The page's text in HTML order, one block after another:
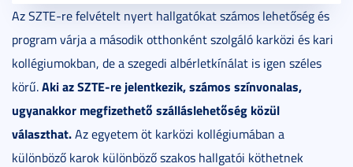
Az SZTE-re felvételt nyert hallgatókat számos lehetőség és
program várja a második otthonként szolgáló karközi és kari
kollégiumokban, de a szegedi albérletkínálat is igen széles
körű.Aki az SZTE-re jelentkezik, számos színvonalas,
ugyanakkor megfizethető szálláslehetőség közül
választhat.Az egyetem öt karközi kollégiumában a
különböző karok különböző szakos hallgatói köthetnek